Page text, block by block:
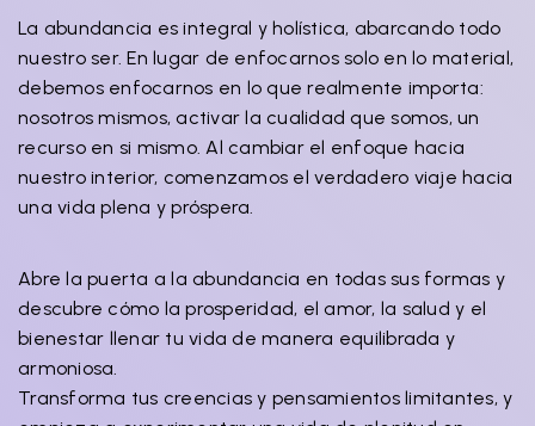
La abundancia es integral y holística, abarcando todo
nuestro ser. En lugar de enfocarnos solo en lo material,
debemos enfocarnos en lo que realmente importa:
nosotros mismos, activar la cualidad que somos, un
recurso en si mismo. Al cambiar el enfoque hacia
nuestro interior, comenzamos el verdadero viaje hacia
una vida plena y próspera.
Abre la puerta a la abundancia en todas sus formas y
descubre cómo la prosperidad, el amor, la salud y el
bienestar llenar tu vida de manera equilibrada y
armoniosa.
Transforma tus creencias y pensamientos limitantes, y